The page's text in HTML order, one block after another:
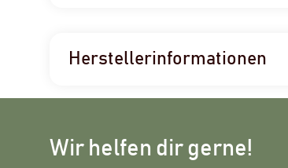
Herstellerinformationen
Wir helfen dir gerne!